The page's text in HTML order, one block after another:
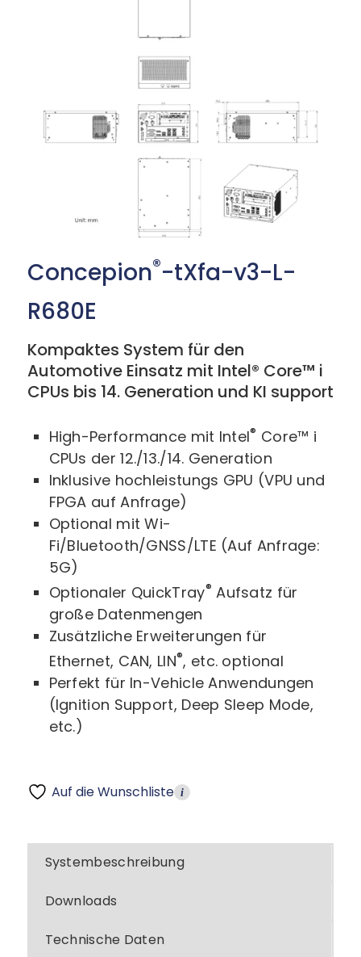
Concepion®-tXfa-v3-L-
R680E
Kompaktes System für den
Automotive Einsatz mit Intel® Core™ i
CPUs bis 14. Generation und KI support
High-Performance mit Intel® Core™ i
CPUs der 12./13./14. Generation
Inklusive hochleistungs GPU (VPU und
FPGA auf Anfrage)
Optional mit Wi-
Fi/Bluetooth/GNSS/LTE (Auf Anfrage:
5G)
Optionaler QuickTray® Aufsatz für
große Datenmengen
Zusätzliche Erweiterungen für
Ethernet, CAN, LIN®, etc. optional
Perfekt für In-Vehicle Anwendungen
(Ignition Support, Deep Sleep Mode,
etc.)
Auf die Wunschliste i
Systembeschreibung
Downloads
Technische Daten